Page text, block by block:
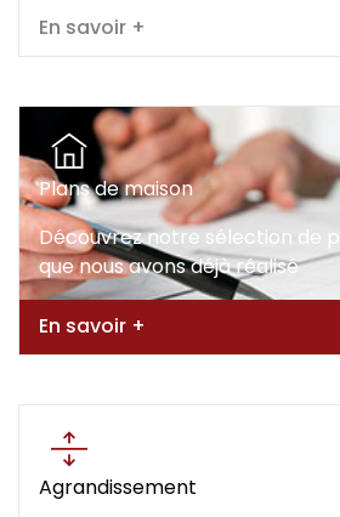
En savoir +
Plans de maison
Découvrez notre sélection de
que nous avons déjà réalisé
En savoir +
Agrandissement